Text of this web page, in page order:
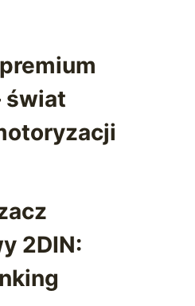
świat
2DIN: